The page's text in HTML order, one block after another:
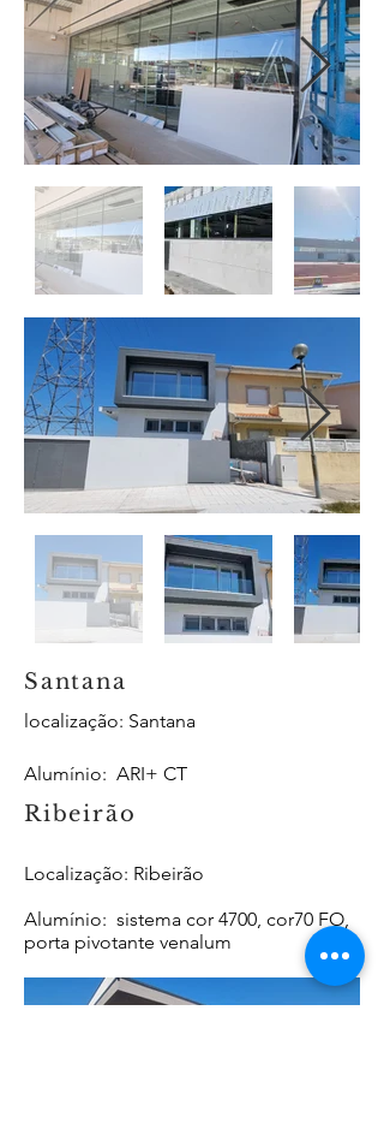
Santana
localização: Santana
Alumínio: ARI+ CT
Ribeirão
Localização: Ribeirão
Alumínio: sistema cor 4700, cor70 FO,
porta pivotante venalum